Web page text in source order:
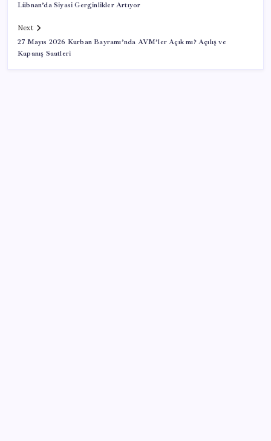
Lübnan’da Siyasi Gerginlikler Artıyor
Next
27 Mayıs 2026 Kurban Bayramı’nda AVM’ler Açık mı? Açılış ve
Kapanış Saatleri